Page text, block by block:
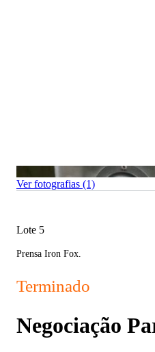
Ver fotografias (1)
Lote 5
Prensa Iron Fox.
Terminado
Negociação